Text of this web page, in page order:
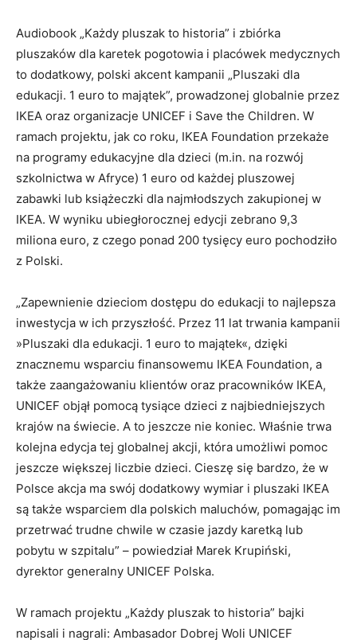
Audiobook „Każdy pluszak to historia” i zbiórka
pluszaków dla karetek pogotowia i placówek medycznych
to dodatkowy, polski akcent kampanii „Pluszaki dla
edukacji. 1 euro to majątek”, prowadzonej globalnie przez
IKEA oraz organizacje UNICEF i Save the Children. W
ramach projektu, jak co roku, IKEA Foundation przekaże
na programy edukacyjne dla dzieci (m.in. na rozwój
szkolnictwa w Afryce) 1 euro od każdej pluszowej
zabawki lub książeczki dla najmłodszych zakupionej w
IKEA. W wyniku ubiegłorocznej edycji zebrano 9,3
miliona euro, z czego ponad 200 tysięcy euro pochodziło
z Polski.
„Zapewnienie dzieciom dostępu do edukacji to najlepsza
inwestycja w ich przyszłość. Przez 11 lat trwania kampanii
»Pluszaki dla edukacji. 1 euro to majątek«, dzięki
znacznemu wsparciu finansowemu IKEA Foundation, a
także zaangażowaniu klientów oraz pracowników IKEA,
UNICEF objął pomocą tysiące dzieci z najbiedniejszych
krajów na świecie. A to jeszcze nie koniec. Właśnie trwa
kolejna edycja tej globalnej akcji, która umożliwi pomoc
jeszcze większej liczbie dzieci. Cieszę się bardzo, że w
Polsce akcja ma swój dodatkowy wymiar i pluszaki IKEA
są także wsparciem dla polskich maluchów, pomagając im
przetrwać trudne chwile w czasie jazdy karetką lub
pobytu w szpitalu” – powiedział Marek Krupiński,
dyrektor generalny UNICEF Polska.
W ramach projektu „Każdy pluszak to historia” bajki
napisali i nagrali: Ambasador Dobrej Woli UNICEF